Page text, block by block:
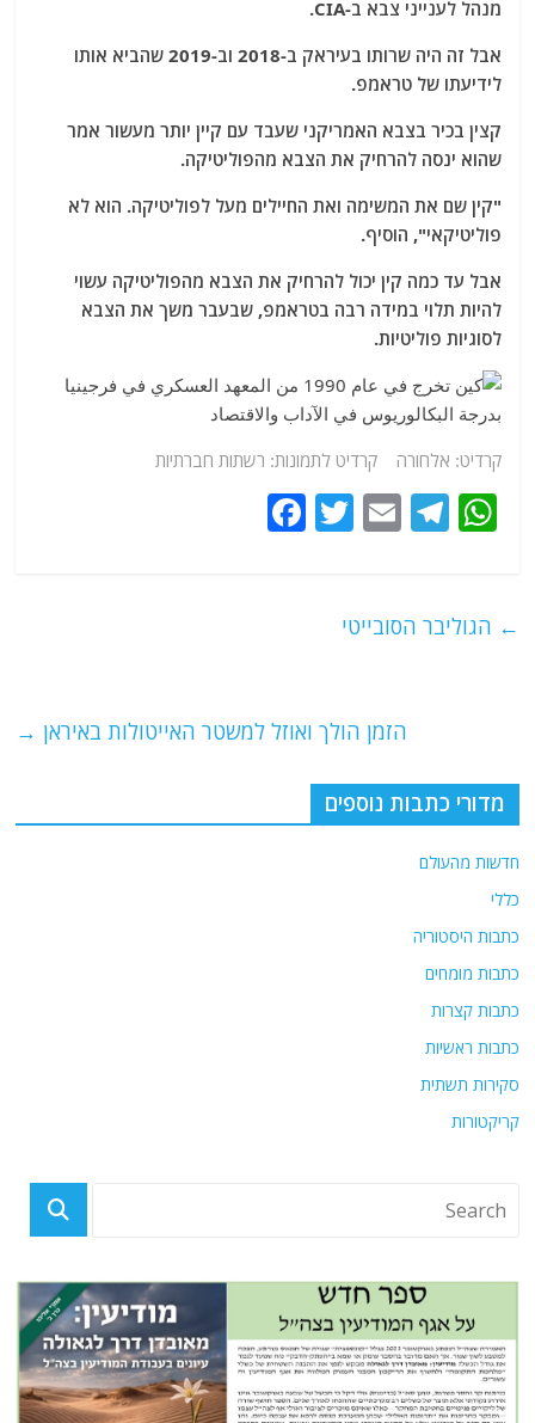
מנהל לענייני צבא ב-CIA.
אבל זה היה שרותו בעיראק ב-2018 וב-2019 שהביא אותו
לידיעתו של טראמפ.
קצין בכיר בצבא האמריקני שעבד עם קיין יותר מעשור אמר
שהוא ינסה להרחיק את הצבא מהפוליטיקה.
"קין שם את המשימה ואת החיילים מעל לפוליטיקה. הוא לא
פוליטיקאי", הוסיף.
אבל עד כמה קין יכול להרחיק את הצבא מהפוליטיקה עשוי
להיות תלוי במידה רבה בטראמפ, שבעבר משך את הצבא
לסוגיות פוליטיות.
קרדיט: אלחורה קרדיט לתמונות: רשתות חברתיות
W
s
T
g
E
l
T
o
← הגוליבר הסובייטי
הזמן הולך ואוזל למשטר האייטולות באיראן →
מדורי כתבות נוספים
חדשות מהעולם
כללי
כתבות היסטוריה
כתבות מומחים
כתבות קצרות
כתבות ראשיות
סקירות תשתית
קריקטורות